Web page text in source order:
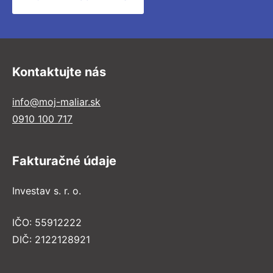
Kontaktujte nás
info@moj-maliar.sk
0910 100 717
Fakturačné údaje
Investav s. r. o.
IČO: 55912222
DIČ: 2122128921